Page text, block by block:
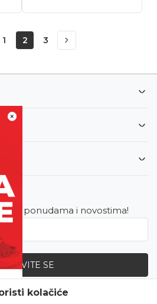
×
1 2 3
ponudama i novostima!
SE
kolačiće